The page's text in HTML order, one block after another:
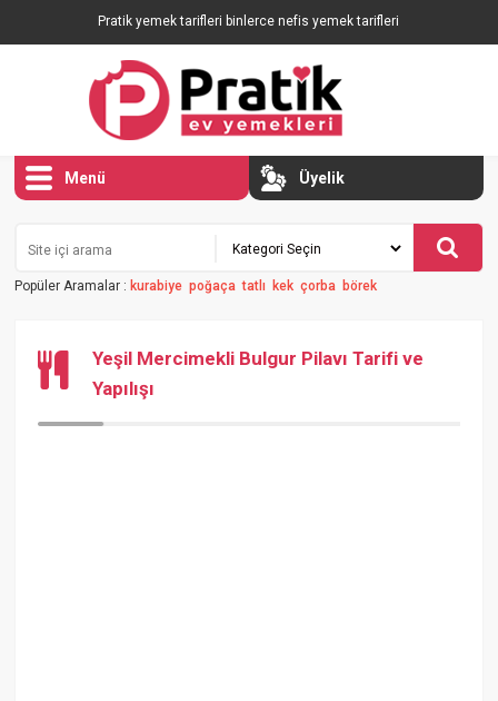
Pratik yemek tarifleri binlerce nefis yemek tarifleri
Menü Üyelik
Popüler Aramalar : kurabiye poğaça tatlı kek çorba börek
Yeşil Mercimekli Bulgur Pilavı Tarifi ve
Yapılışı